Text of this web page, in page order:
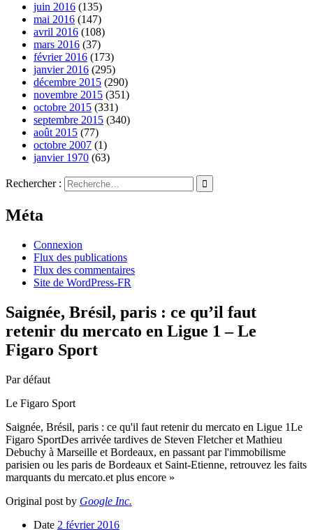
juin 2016 (135)
mai 2016 (147)
avril 2016 (108)
mars 2016 (37)
février 2016 (173)
janvier 2016 (295)
décembre 2015 (290)
novembre 2015 (351)
octobre 2015 (331)
septembre 2015 (340)
août 2015 (77)
octobre 2007 (1)
janvier 1970 (63)
Rechercher :
Méta
Connexion
Flux des publications
Flux des commentaires
Site de WordPress-FR
Saignée, Brésil, paris : ce qu’il faut
retenir du mercato en Ligue 1 – Le
Figaro Sport
Par défaut
Le Figaro Sport
Saignée, Brésil, paris : ce qu'il faut retenir du mercato en Ligue 1Le
Figaro SportDes arrivée tardives de Steven Fletcher et Mathieu
Debuchy à Marseille et Bordeaux, en passant par l'immobilisme
parisien ou les paris de Bordeaux et Saint-Etienne, retrouvez les faits
marquants du mercato.et plus encore »
Original post by Google Inc.
Date 2 février 2016